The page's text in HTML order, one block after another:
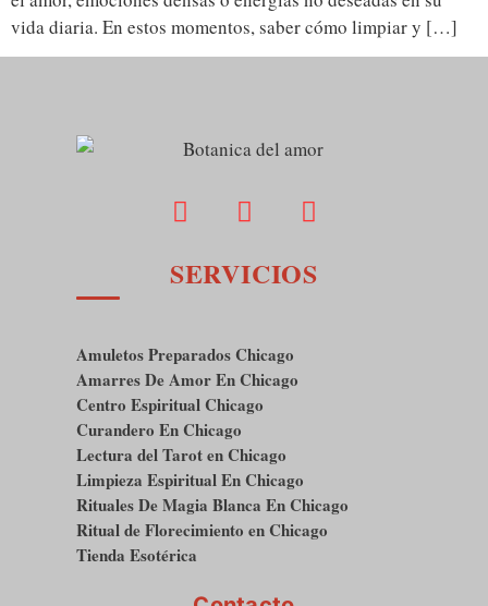
vida diaria. En estos momentos, saber cómo limpiar y […]
SERVICIOS
Amuletos Preparados Chicago
Amarres De Amor En Chicago
Centro Espiritual Chicago
Curandero En Chicago
Lectura del Tarot en Chicago
Limpieza Espiritual En Chicago
Rituales De Magia Blanca En Chicago
Ritual de Florecimiento en Chicago
Tienda Esotérica